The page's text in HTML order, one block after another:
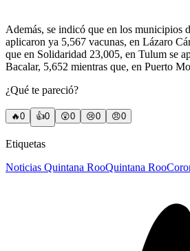
Además, se indicó que en los municipios
aplicaron ya 5,567 vacunas, en Lázaro
que en Solidaridad 23,005, en Tulum se
Bacalar, 5,652 mientras que, en Puerto
¿Qué te pareció?
🔥0 👍0 😲0 😢0 😠0
Etiquetas
Noticias Quintana RooQuintana Roo